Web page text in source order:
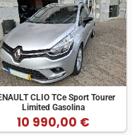
CLIO TCe Sport Tourer
Limited Gasolina
10 990,00 €